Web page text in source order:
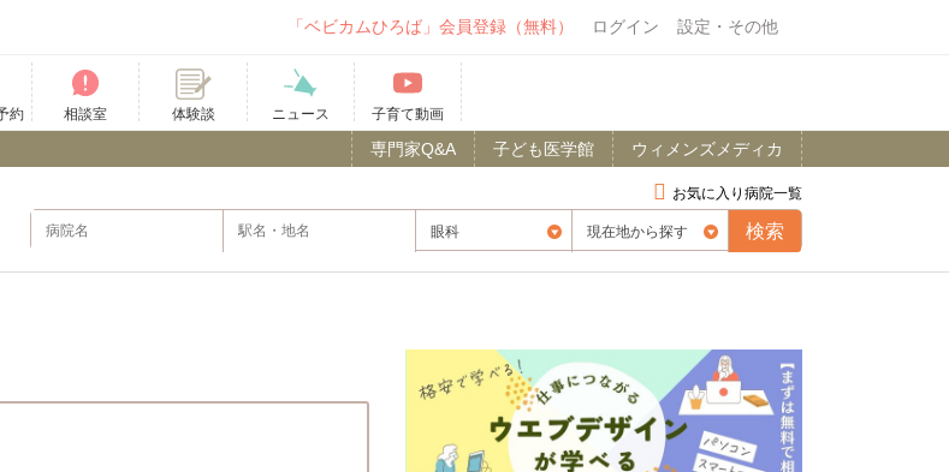
「ベビカムひろば」会員登録（無料） ログイン 設定・その他
約 相談室 体験談 ニュース 子育て動画
ウィメンズメディカ
子ども医学館
専門家Q&A
お気に入り病院一覧